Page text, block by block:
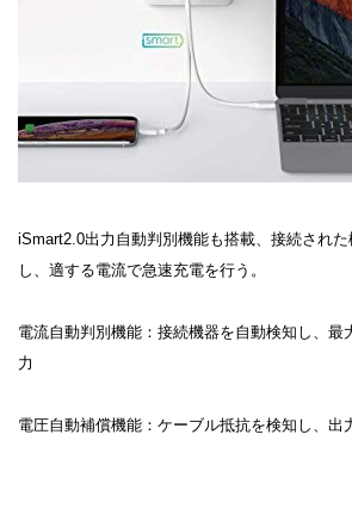
iSmart2.0出力自動判別機能も搭載、接続され
し、適する電流で急速充電を行う。
電流自動判別機能：接続機器を自動検知し、最
力
電圧自動補償機能：ケーブル抵抗を検知し、出